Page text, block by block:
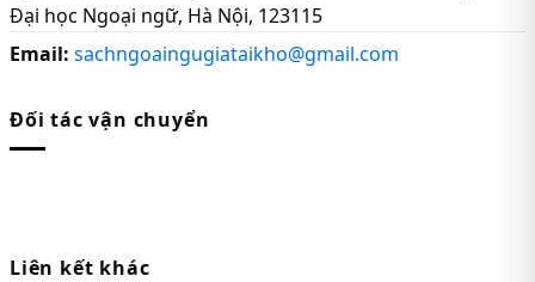
Đại học Ngoại ngữ, Hà Nội, 123115
Email: sachngoaingugiataikho@gmail.com
Đối tác vận chuyển
Liên kết khác